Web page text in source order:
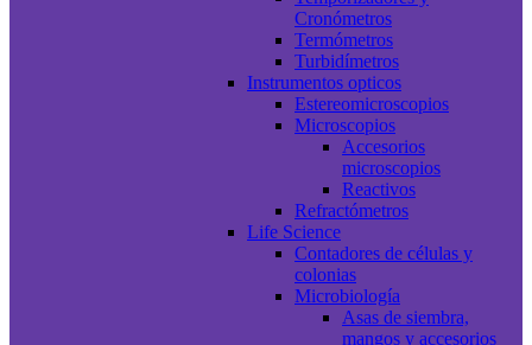
Cronómetros
Termómetros
Turbidímetros
Instrumentos opticos
Estereomicroscopios
Microscopios
Accesorios
microscopios
Reactivos
Refractómetros
Life Science
Contadores de células y
colonias
Microbiología
Asas de siembra,
mangos y accesorios